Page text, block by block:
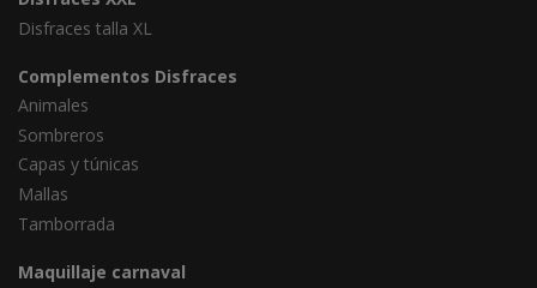
Disfraces talla XL
Complementos Disfraces
Animales
Sombreros
Capas y túnicas
Mallas
Tamborrada
Maquillaje carnaval